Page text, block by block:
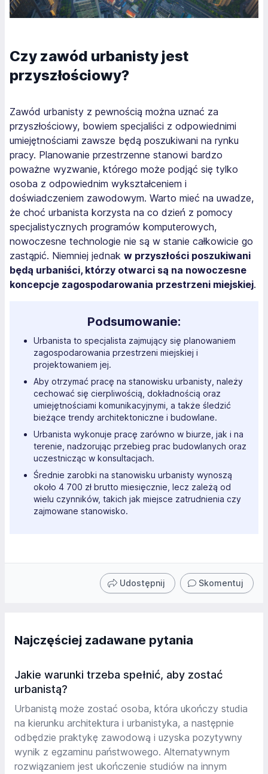
Czy zawód urbanisty jest
przyszłościowy?
Zawód urbanisty z pewnością można uznać za
przyszłościowy, bowiem specjaliści z odpowiednimi
umiejętnościami zawsze będą poszukiwani na rynku
pracy. Planowanie przestrzenne stanowi bardzo
poważne wyzwanie, którego może podjąć się tylko
osoba z odpowiednim wykształceniem i
doświadczeniem zawodowym. Warto mieć na uwadze,
że choć urbanista korzysta na co dzień z pomocy
specjalistycznych programów komputerowych,
nowoczesne technologie nie są w stanie całkowicie go
zastąpić. Niemniej jednak w przyszłości poszukiwani
będą urbaniści, którzy otwarci są na nowoczesne
koncepcje zagospodarowania przestrzeni miejskiej.
Podsumowanie:
Urbanista to specjalista zajmujący się planowaniem
zagospodarowania przestrzeni miejskiej i
projektowaniem jej.
Aby otrzymać pracę na stanowisku urbanisty, należy
cechować się cierpliwością, dokładnością oraz
umiejętnościami komunikacyjnymi, a także śledzić
bieżące trendy architektoniczne i budowlane.
Urbanista wykonuje pracę zarówno w biurze, jak i na
terenie, nadzorując przebieg prac budowlanych oraz
uczestnicząc w konsultacjach.
Średnie zarobki na stanowisku urbanisty wynoszą
około 4 700 zł brutto miesięcznie, lecz zależą od
wielu czynników, takich jak miejsce zatrudnienia czy
zajmowane stanowisko.
Udostępnij Skomentuj
Najczęściej zadawane pytania
Jakie warunki trzeba spełnić, aby zostać
urbanistą?
Urbanistą może zostać osoba, która ukończy studia
na kierunku architektura i urbanistyka, a następnie
odbędzie praktykę zawodową i uzyska pozytywny
wynik z egzaminu państwowego. Alternatywnym
rozwiązaniem jest ukończenie studiów na innym